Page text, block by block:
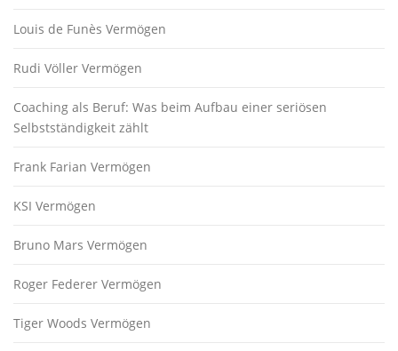
Louis de Funès Vermögen
Rudi Völler Vermögen
Coaching als Beruf: Was beim Aufbau einer seriösen
Selbstständigkeit zählt
Frank Farian Vermögen
KSI Vermögen
Bruno Mars Vermögen
Roger Federer Vermögen
Tiger Woods Vermögen